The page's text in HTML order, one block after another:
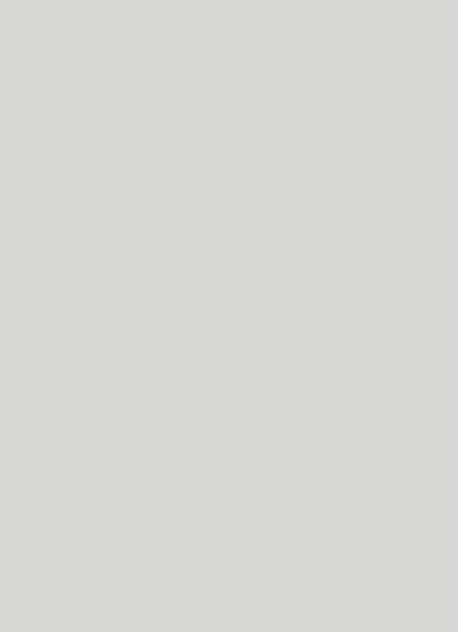
[GK] Déjà des
[Mo5] Brickboy cherche à
[GK] Minecraft et ses «
[GK] Beast of
[GK] Ubisoft : fin de partie
[GK] Mémoire cash -
[GK] Dan Houser (GTA)
[GK] Comment EA Sports
[GK] Crimson Moon : un
[GK] Isle of Reveries : le
[GK] Moonlighter 2 : The
[GK] Capcom relance
[Mo5] Deux inédits du
[GK] Le beat'em up The
[GK] Endless Legend 2 :
[LS] [PS5] Le WebKit